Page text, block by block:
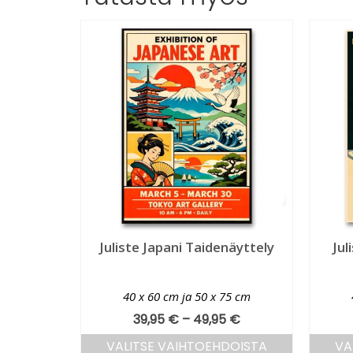
Juliste Japani Taidenäyttely
40 x 60 cm ja 50 x 75 cm
39,95 € – 49,95 €
VALITSE VAIHTOEHDOISTA